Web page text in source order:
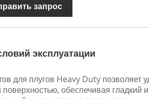
запрос
эксплуатации
для плугов Heavy Duty позволяет
обеспечивая гладкий